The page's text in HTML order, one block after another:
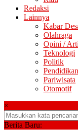
Redaksi
Lainnya
Kabar
Olahraga
Opini /
Teknologi
Politik
Pendidikan
Pariwisata
Otomotif
×
Berita Baru: